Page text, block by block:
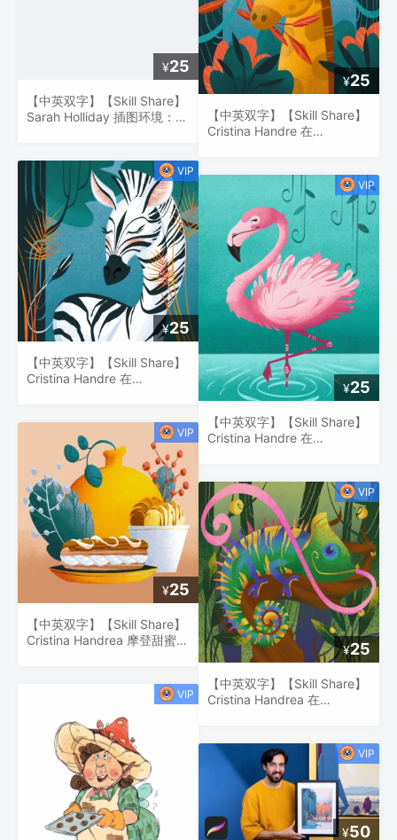
¥25
【中英双字】【Skill Share】
Sarah Holliday 插图环境：在
¥25
【中英双字】【Skill Share】
Cristina Handre 在
¥25
【中英双字】【Skill Share】
Cristina Handrea 摩登甜蜜时
¥25
【中英双字】【Skill Share】
Cristina Handre 在
¥25
【中英双字】【Skill Share】
Cristina Handre 在
¥25
【中英双字】【Skill Share】
Cristina Handrea 在
¥50